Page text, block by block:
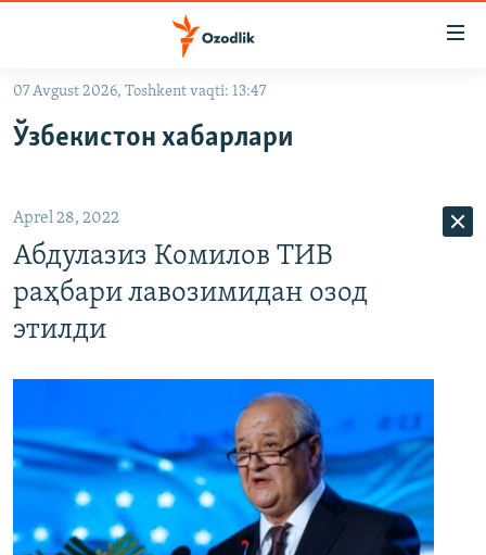
Асосий
Қидиришга
ўтинг
OZODLIK SURISHTIRUVLARI
На русском
ИЖТИМОИЙ ТАРМОҚЛАР
Озодлик бошқа тилларда
07 Avgust 2026, Toshkent vaqti: 13:47
Ўзбекистон хабарлари
Aprel 28, 2022
Абдулазиз Комилов ТИВ
раҳбари лавозимидан озод
этилди